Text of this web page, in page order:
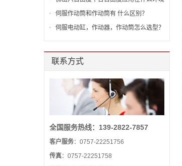
呢？
伺服作动筒和作动筒有 什么区别？
伺服电动缸，作动器，作动筒怎么选型？
联系方式
全国服务热线：139-2822-7857
客户服务：0757-22251756
传真：0757-22251758